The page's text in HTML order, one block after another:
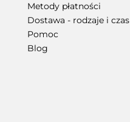
Metody płatności
Dostawa - rodzaje i czas
Pomoc
Blog